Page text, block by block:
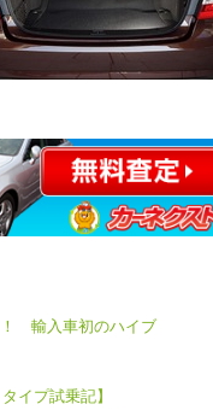
！ 輸入車初のハイブ
イプ試乗記】